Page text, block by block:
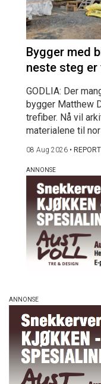
Bygger med
neste steg
GODLIA: Der
bygger Matthew
trefiber. Nå vil
materialene til
08 Aug 2026 •